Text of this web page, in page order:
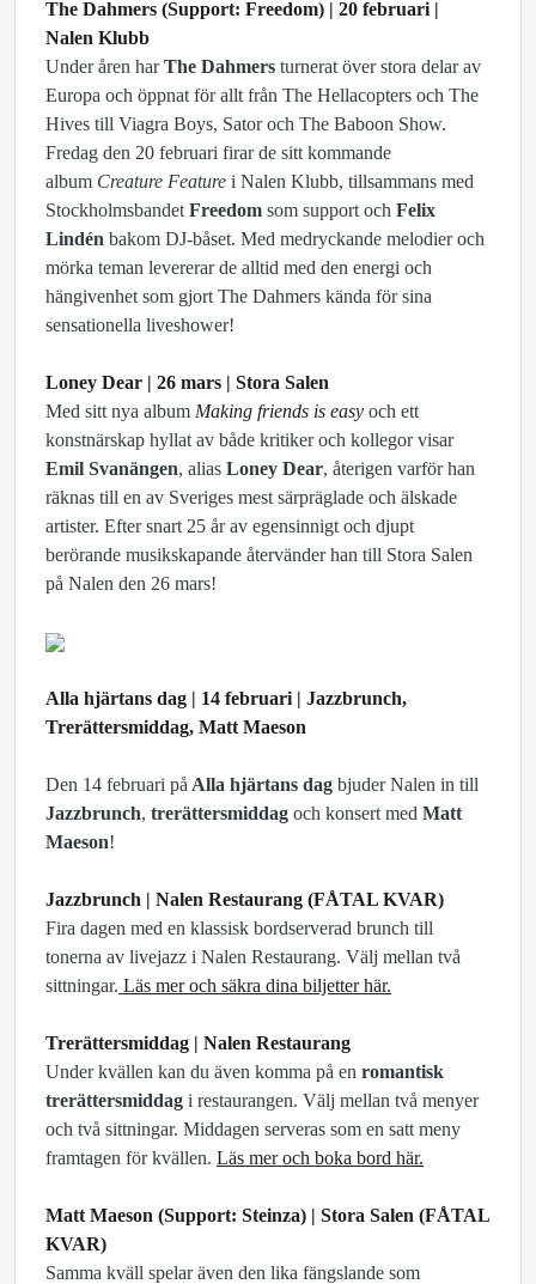
The Dahmers (Support: Freedom) | 20 februari |
Nalen Klubb
Under åren harThe Dahmers turnerat över stora delar av
Europa och öppnat för allt från The Hellacopters och The
Hives till Viagra Boys, Sator och The Baboon Show.
Fredag den 20 februari firar de sitt kommande
album Creature Feature i Nalen Klubb, tillsammans med
Stockholmsbandet Freedom som support och Felix
Lindén bakom DJ-båset. Med medryckande melodier och
mörka teman levererar de alltid med den energi och
hängivenhet som gjort The Dahmers kända för sina
sensationella liveshower!
Loney Dear | 26 mars | Stora Salen
Med sitt nya album Making friends is easy och ett
konstnärskap hyllat av både kritiker och kollegor visar
Emil Svanängen, alias Loney Dear, återigen varför han
räknas till en av Sveriges mest särpräglade och älskade
artister. Efter snart 25 år av egensinnigt och djupt
berörande musikskapande återvänder han till Stora Salen
på Nalen den 26 mars!
Alla hjärtans dag | 14 februari | Jazzbrunch,
Trerättersmiddag, Matt Maeson
Den 14 februari på Alla hjärtans dag bjuder Nalen in till
Jazzbrunch, trerättersmiddag och konsert med Matt
Maeson!
Jazzbrunch | Nalen Restaurang (FÅTAL KVAR)
Fira dagen med en klassisk bordserverad brunch till
tonerna av livejazz i Nalen Restaurang. Välj mellan två
sittningar. Läs mer och säkra dina biljetter här.
Trerättersmiddag | Nalen Restaurang
Under kvällen kan du även komma på en romantisk
trerättersmiddag i restaurangen. Välj mellan två menyer
och två sittningar. Middagen serveras som en satt meny
framtagen för kvällen. Läs mer och boka bord här.
Matt Maeson (Support: Steinza) | Stora Salen (FÅTAL
KVAR)
Samma kväll spelar även den lika fängslande som